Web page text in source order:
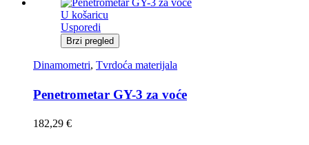
U košaricu
Usporedi
Brzi pregled
Dinamometri, Tvrdoća materijala
Penetrometar GY-3 za voće
182,29 €